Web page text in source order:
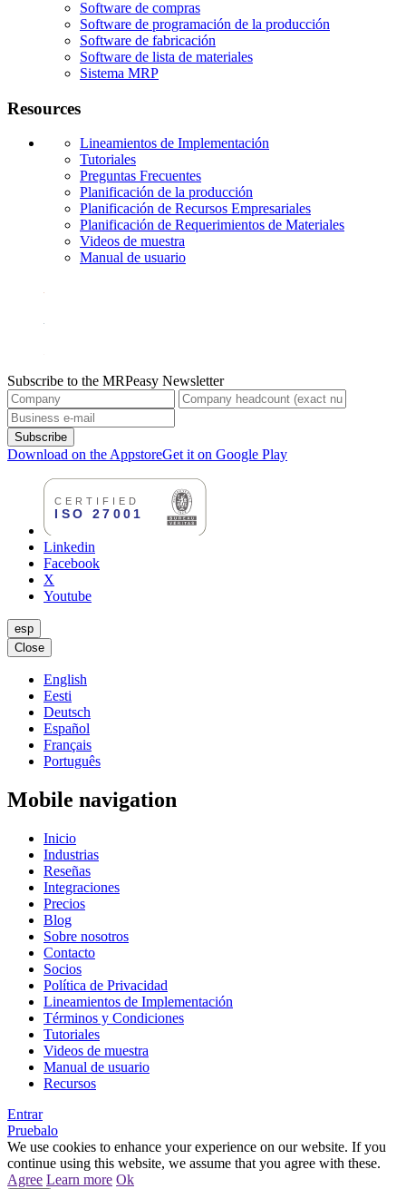
Software de compras
Software de programación de la producción
Software de fabricación
Software de lista de materiales
Sistema MRP
Resources
Lineamientos de Implementación
Tutoriales
Preguntas Frecuentes
Planificación de la producción
Planificación de Recursos Empresariales
Planificación de Requerimientos de Materiales
Videos de muestra
Manual de usuario
Subscribe to the MRPeasy Newsletter
Subscribe
Download on the AppstoreGet it on Google Play
Linkedin
Facebook
X
Youtube
esp
Close
English
Eesti
Deutsch
Español
Français
Português
Mobile navigation
Inicio
Industrias
Reseñas
Integraciones
Precios
Blog
Sobre nosotros
Contacto
Socios
Política de Privacidad
Lineamientos de Implementación
Términos y Condiciones
Tutoriales
Videos de muestra
Manual de usuario
Recursos
Entrar
Pruebalo
We use cookies to enhance your experience on our website. If you
continue using this website, we assume that you agree with these.
Agree Learn more Ok